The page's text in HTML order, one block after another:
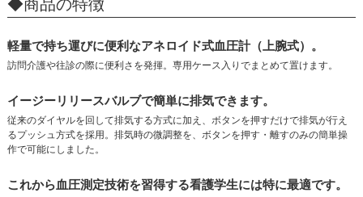
◆商品の特徴
軽量で持ち運びに便利なアネロイド式血圧計（上腕式）。
訪問介護や往診の際に便利さを発揮。専用ケース入りでまとめて置けます。
イージーリリースバルブで簡単に排気できます。
従来のダイヤルを回して排気する方式に加え、ボタンを押すだけで排気が行え
るプッシュ方式を採用。排気時の微調整を、ボタンを押す・離すのみの簡単操
作で可能にしました。
これから血圧測定技術を習得する看護学生には特に最適です。